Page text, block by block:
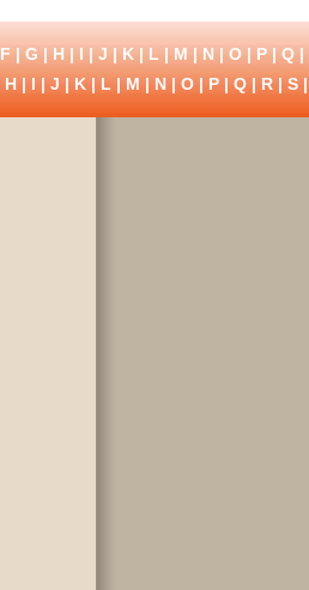
F|G|H|I|J|K|L|M|N|O|P|Q|
H | I | J | K | L | M | N | O | P | Q | R | S |